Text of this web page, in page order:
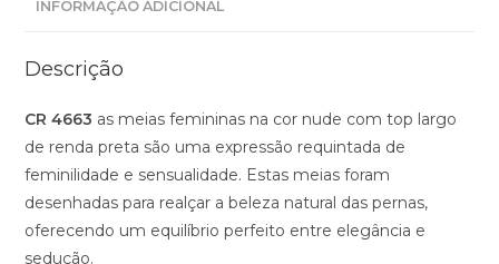
INFORMAÇÃO ADICIONAL
Descrição
CR 4663 as meias femininas na cor nude com top largo
de renda preta são uma expressão requintada de
feminilidade e sensualidade. Estas meias foram
desenhadas para realçar a beleza natural das pernas,
oferecendo um equilíbrio perfeito entre elegância e
sedução.